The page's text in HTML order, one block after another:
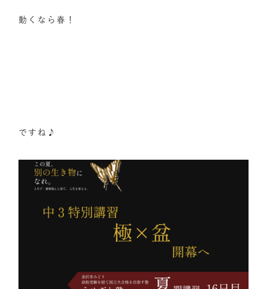
動くなら春！
ですね♪